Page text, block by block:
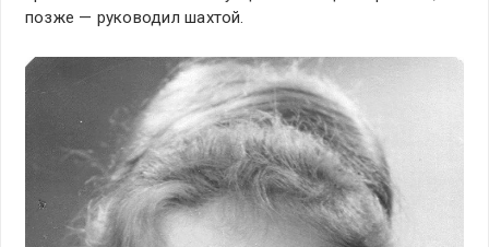
позже — руководил шахтой.